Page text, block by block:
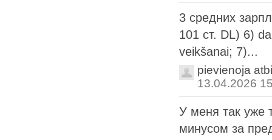
3 средних
101 ст. DL) 6)
veikšanai; 7)...
pievienoja
13.04.2026
У меня так уже
минусом за